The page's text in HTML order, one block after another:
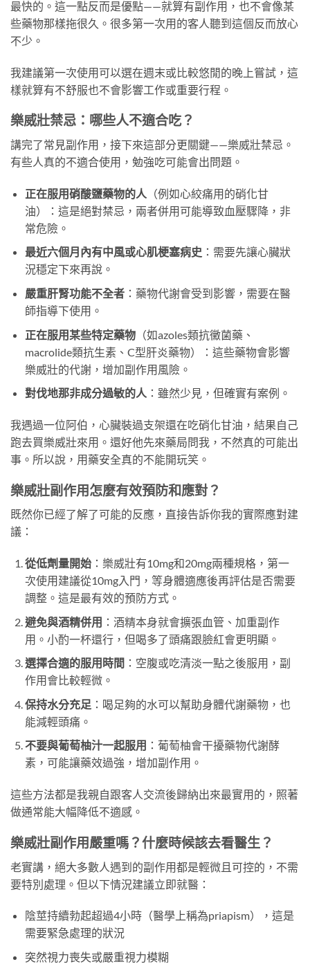
最快的。這一點反而是優點——就算有副作用，也不會像某
些藥物那樣拖很久。很多第一次用的客人聽到這個反而放心
不少。
我建議第一次使用可以選在週末或比較悠閒的晚上嘗試，這
樣就算有不舒服也不會影響工作或重要行程。
樂威壯禁忌：哪些人不適合吃？
講完了常見副作用，接下來這部分更關鍵——樂威壯禁忌。
有些人真的不適合使用，勉強吃可能會出問題。
正在服用硝酸鹽藥物的人 （例如心絞痛用的硝化甘
油）：這是絕對禁忌，兩者併用可能導致血壓驟降，非
常危險。
最近六個月內有中風或心肌梗塞病史 ：需要先讓心臟狀
況穩定下來再說。
嚴重肝腎功能不全者：藥物代謝會受到影響，需要在醫
師指導下使用。
正在服用某些特定藥物（如azoles類抗黴菌藥、
macrolide類抗生素、C型肝炎藥物）：這些藥物會影響
樂威壯的代謝，增加副作用風險。
對伐地那非成分過敏的人 ：雖然少見，但確實有案例。
我遇過一位阿伯，心臟裝過支架還在吃硝化甘油，結果自己
跑去買樂威壯來用。還好他先來藥局問我，不然真的可能出
事。所以說，用藥安全真的不能開玩笑。
樂威壯副作用怎麼有效預防和應對？
既然你已經了解了可能的反應，直接告訴你我的實際應對建
議：
從低劑量開始：樂威壯有10mg和20mg兩種規格，第一
次使用建議從10mg入門，等身體適應後再評估是否需要
調整。這是最有效的預防方式。
避免與酒精併用 ：酒精本身就會擴張血管、加重副作
用。小酌一杯還行，但喝多了頭痛跟臉紅會更明顯。
選擇合適的服用時間 ：空腹或吃清淡一點之後服用，副
作用會比較輕微。
保持水分充足 ：喝足夠的水可以幫助身體代謝藥物，也
能減輕頭痛。
不要與葡萄柚汁一起服用 ：葡萄柚會干擾藥物代謝酵
素，可能讓藥效過強，增加副作用。
這些方法都是我親自跟客人交流後歸納出來最實用的，照著
做通常能大幅降低不適感。
樂威壯副作用嚴重嗎？什麼時候該去看醫生？
老實講，絕大多數人遇到的副作用都是輕微且可控的，不需
要特別處理。但以下情況建議立即就醫：
陰莖持續勃起超過4小時（醫學上稱為priapism），這是
需要緊急處理的狀況
突然視力喪失或嚴重視力模糊